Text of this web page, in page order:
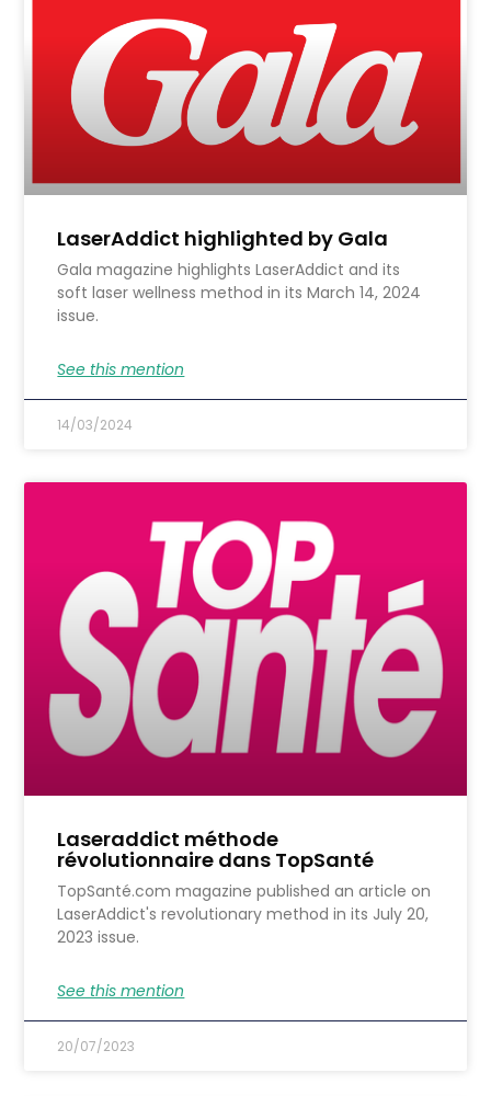
LaserAddict highlighted by Gala
Gala magazine highlights LaserAddict and its
soft laser wellness method in its March 14, 2024
issue.
See this mention
14/03/2024
Laseraddict méthode
révolutionnaire dans TopSanté
TopSanté.com magazine published an article on
LaserAddict's revolutionary method in its July 20,
2023 issue.
See this mention
20/07/2023